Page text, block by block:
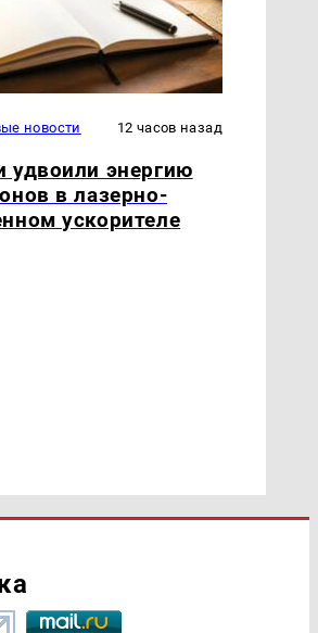
новости 12 часов назад
удвоили энергию
в лазерно-
ускорителе